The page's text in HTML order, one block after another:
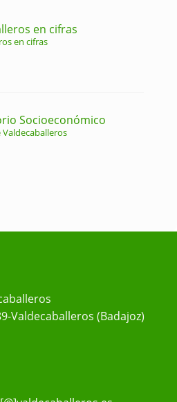
en cifras
en cifras
Socioeconómico
Valdecaballeros (Badajoz)